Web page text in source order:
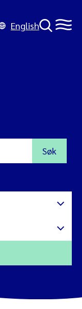
English
Søk